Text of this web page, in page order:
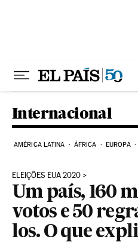
Internacional
AMÉRICA LATINA ÁFRICA EUROPA
ELEIÇÕES EUA 2020
Um país, 160
votos e 50
los. O que